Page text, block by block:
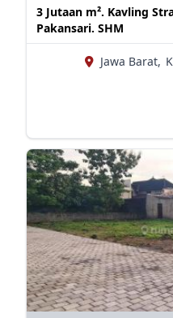
3 Jutaan m². Kavling
Pakansari. SHM
Jawa Barat,